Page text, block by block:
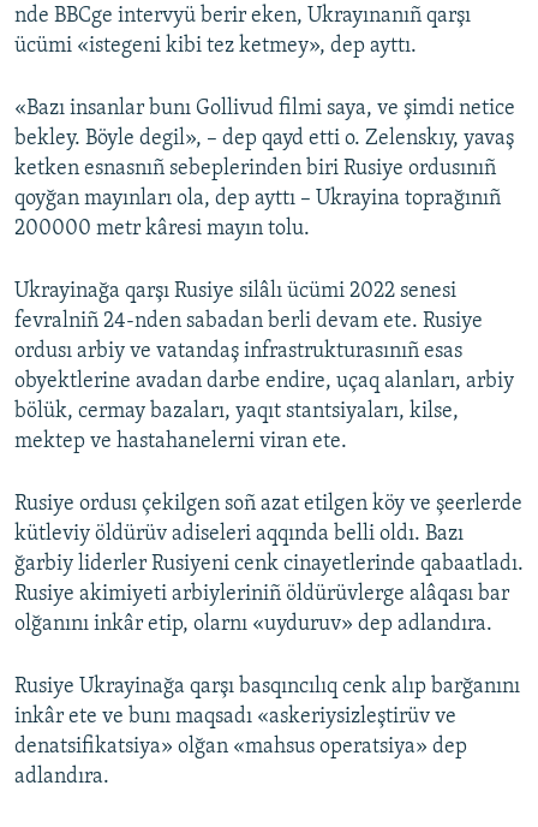
nde BBCge intervyü berir eken, Ukrayınanıñ qarşı
ücümi «istegeni kibi tez ketmey», dep ayttı.
«Bazı insanlar bunı Gollivud filmi saya, ve şimdi netice
bekley. Böyle degil», – dep qayd etti o. Zelenskıy, yavaş
ketken esnasnıñ sebeplerinden biri Rusiye ordusınıñ
qoyğan mayınları ola, dep ayttı – Ukrayina toprağınıñ
200000 metr kâresi mayın tolu.
Ukrayinağa qarşı Rusiye silâlı ücümi 2022 senesi
fevralniñ 24-nden sabadan berli devam ete. Rusiye
ordusı arbiy ve vatandaş infrastrukturasınıñ esas
obyektlerine avadan darbe endire, uçaq alanları, arbiy
bölük, cermay bazaları, yaqıt stantsiyaları, kilse,
mektep ve hastahanelerni viran ete.
Rusiye ordusı çekilgen soñ azat etilgen köy ve şeerlerde
kütleviy öldürüv adiseleri aqqında belli oldı. Bazı
ğarbiy liderler Rusiyeni cenk cinayetlerinde qabaatladı.
Rusiye akimiyeti arbiyleriniñ öldürüvlerge alâqası bar
olğanını inkâr etip, olarnı «uyduruv» dep adlandıra.
Rusiye Ukrayinağa qarşı basqıncılıq cenk alıp barğanını
inkâr ete ve bunı maqsadı «askeriysizleştirüv ve
denatsifikatsiya» olğan «mahsus operatsiya» dep
adlandıra.